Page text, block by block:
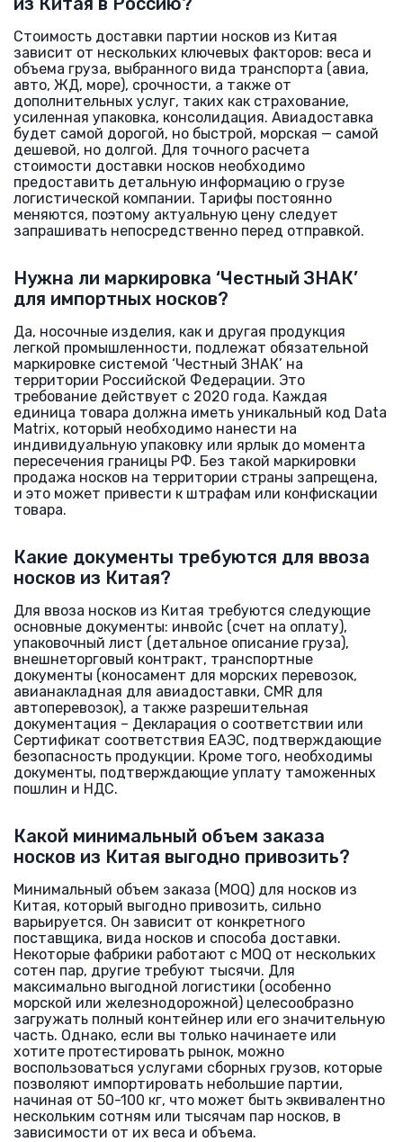
Стоимость доставки партии носков из Китая
зависит от нескольких ключевых факторов: веса и
объема груза, выбранного вида транспорта (авиа,
авто, ЖД, море), срочности, а также от
дополнительных услуг, таких как страхование,
усиленная упаковка, консолидация. Авиадоставка
будет самой дорогой, но быстрой, морская — самой
дешевой, но долгой. Для точного расчета
стоимости доставки носков необходимо
предоставить детальную информацию о грузе
логистической компании. Тарифы постоянно
меняются, поэтому актуальную цену следует
запрашивать непосредственно перед отправкой.
Нужна ли маркировка ‘Честный ЗНАК’
для импортных носков?
Да, носочные изделия, как и другая продукция
легкой промышленности, подлежат обязательной
маркировке системой ‘Честный ЗНАК’ на
территории Российской Федерации. Это
требование действует с 2020 года. Каждая
единица товара должна иметь уникальный код Data
Matrix, который необходимо нанести на
индивидуальную упаковку или ярлык до момента
пересечения границы РФ. Без такой маркировки
продажа носков на территории страны запрещена,
и это может привести к штрафам или конфискации
товара.
Какие документы требуются для ввоза
носков из Китая?
Для ввоза носков из Китая требуются следующие
основные документы: инвойс (счет на оплату),
упаковочный лист (детальное описание груза),
внешнеторговый контракт, транспортные
документы (коносамент для морских перевозок,
авианакладная для авиадоставки, CMR для
автоперевозок), а также разрешительная
документация – Декларация о соответствии или
Сертификат соответствия ЕАЭС, подтверждающие
безопасность продукции. Кроме того, необходимы
документы, подтверждающие уплату таможенных
пошлин и НДС.
Какой минимальный объем заказа
носков из Китая выгодно привозить?
Минимальный объем заказа (MOQ) для носков из
Китая, который выгодно привозить, сильно
варьируется. Он зависит от конкретного
поставщика, вида носков и способа доставки.
Некоторые фабрики работают с MOQ от нескольких
сотен пар, другие требуют тысячи. Для
максимально выгодной логистики (особенно
морской или железнодорожной) целесообразно
загружать полный контейнер или его значительную
часть. Однако, если вы только начинаете или
хотите протестировать рынок, можно
воспользоваться услугами сборных грузов, которые
позволяют импортировать небольшие партии,
начиная от 50-100 кг, что может быть эквивалентно
нескольким сотням или тысячам пар носков, в
зависимости от их веса и объема.